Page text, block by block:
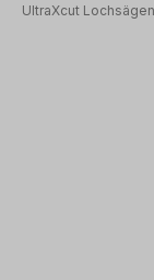
UltraXcut Lochsägen